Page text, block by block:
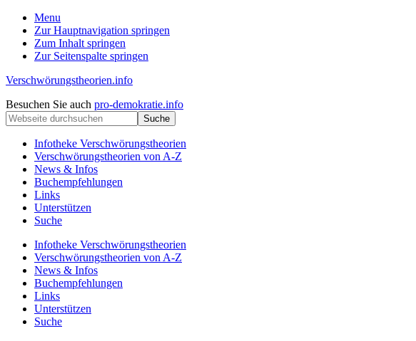
Menu
Zur Hauptnavigation springen
Zum Inhalt springen
Zur Seitenspalte springen
Verschwörungstheorien.info
Beiträge
zu
Merkmalen,
Funktionen
Risiken
konspirationistischen
Denkens
Kopfzeile
rechts
Besuchen Sie auch pro-demokratie.info
Webseite
durchsuchen
Infotheke Verschwörungstheorien
Verschwörungstheorien von A-Z
News & Infos
Buchempfehlungen
Links
Unterstützen
Suche
Infotheke Verschwörungstheorien
Verschwörungstheorien von A-Z
News & Infos
Buchempfehlungen
Links
Unterstützen
Suche